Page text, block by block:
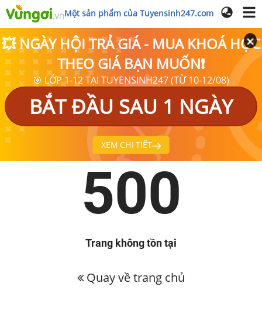
Một sản phẩm của Tuyensinh247.com
💥 NGÀY HỘI TRẢ GIÁ - MUA KHOÁ HỌC
THEO GIÁ BẠN MUỐN❗
🎯 LỚP 1-12 TẠI TUYENSINH247 (TỪ 10-12/08)
BẮT ĐẦU SAU 1 NGÀY
XEM CHI TIẾT
500
Trang không tồn tại
Quay về trang chủ